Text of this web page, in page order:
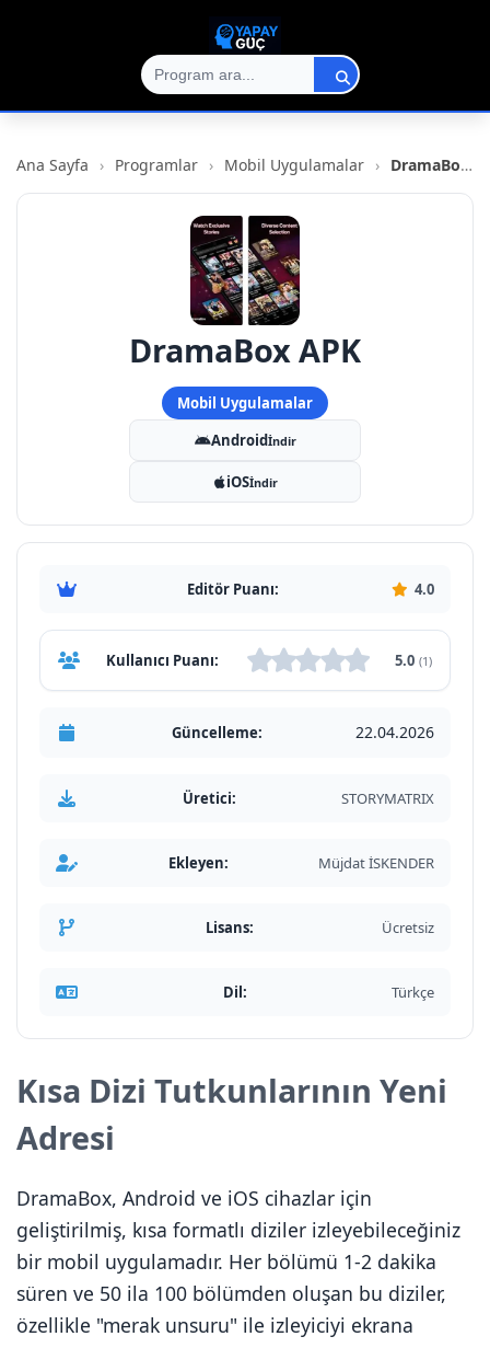
Ana Sayfa › Programlar › Mobil Uygulamalar › DramaBox APK
DramaBox APK
Mobil Uygulamalar
Androidİndir
iOSİndir
Editör Puanı: 4.0
Kullanıcı Puanı: 5.0 (1)
Güncelleme: 22.04.2026
Üretici: STORYMATRIX
Ekleyen: Müjdat İSKENDER
Lisans: Ücretsiz
Dil: Türkçe
Kısa Dizi Tutkunlarının Yeni
Adresi
DramaBox, Android ve iOS cihazlar için
geliştirilmiş, kısa formatlı diziler izleyebileceğiniz
bir mobil uygulamadır. Her bölümü 1-2 dakika
süren ve 50 ila 100 bölümden oluşan bu diziler,
özellikle "merak unsuru" ile izleyiciyi ekrana